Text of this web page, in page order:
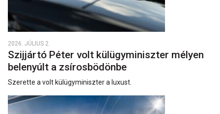
2026. JÚLIUS 2.
Szijjártó Péter volt külügyminiszter mélyen
belenyúlt a zsírosbödönbe
Szerette a volt külügyminiszter a luxust.